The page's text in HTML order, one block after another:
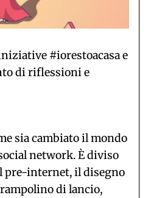
#iorestoacasa e
di riflessioni e
sia cambiato il mondo
network. È diviso
pre-internet, il disegno
di lancio,